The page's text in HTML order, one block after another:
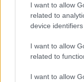
I want to allow
related to
device identifiers
I want to allow
related to
I want to allow
επικοινωνίας
στάλθηκε
παρασχεθεί η
H βραβευμένη,